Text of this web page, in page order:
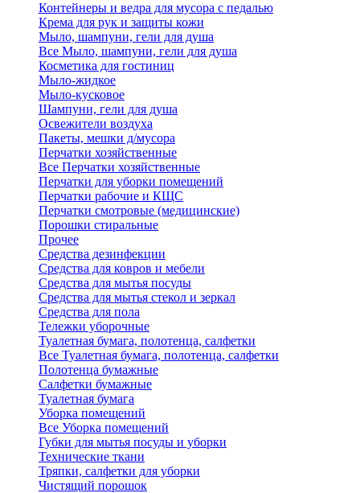
Контейнеры и ведра для мусора с педалью
Крема для рук и защиты кожи
Мыло, шампуни, гели для душа
Все Мыло, шампуни, гели для душа
Косметика для гостиниц
Мыло-жидкое
Мыло-кусковое
Шампуни, гели для душа
Освежители воздуха
Пакеты, мешки д/мусора
Перчатки хозяйственные
Все Перчатки хозяйственные
Перчатки для уборки помещений
Перчатки рабочие и КЩС
Перчатки смотровые (медицинские)
Порошки стиральные
Прочее
Средства дезинфекции
Средства для ковров и мебели
Средства для мытья посуды
Средства для мытья стекол и зеркал
Средства для пола
Тележки уборочные
Туалетная бумага, полотенца, салфетки
Все Туалетная бумага, полотенца, салфетки
Полотенца бумажные
Салфетки бумажные
Туалетная бумага
Уборка помещений
Все Уборка помещений
Губки для мытья посуды и уборки
Технические ткани
Тряпки, салфетки для уборки
Чистящий порошок